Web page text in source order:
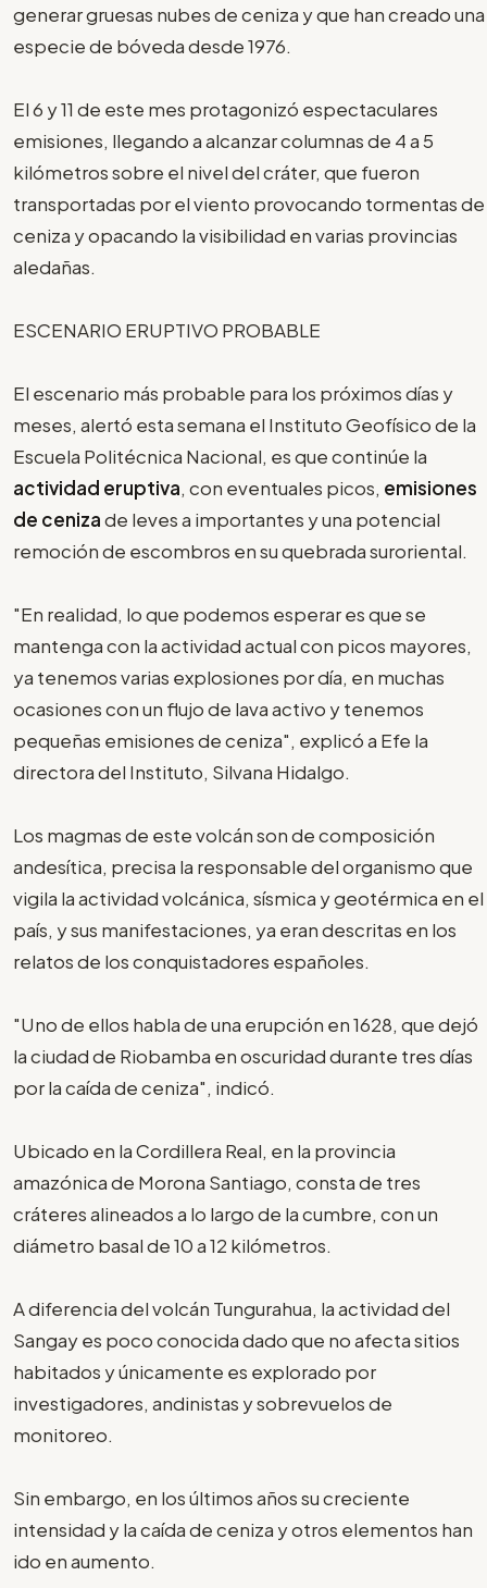
generar gruesas nubes de ceniza y que han creado una
especie de bóveda desde 1976.
El 6 y 11 de este mes protagonizó espectaculares
emisiones, llegando a alcanzar columnas de 4 a 5
kilómetros sobre el nivel del cráter, que fueron
transportadas por el viento provocando tormentas de
ceniza y opacando la visibilidad en varias provincias
aledañas.
ESCENARIO ERUPTIVO PROBABLE
El escenario más probable para los próximos días y
meses, alertó esta semana el Instituto Geofísico de la
Escuela Politécnica Nacional, es que continúe la
actividad eruptiva, con eventuales picos, emisiones
de cenizade leves a importantes y una potencial
remoción de escombros en su quebrada suroriental.
"En realidad, lo que podemos esperar es que se
mantenga con la actividad actual con picos mayores,
ya tenemos varias explosiones por día, en muchas
ocasiones con un flujo de lava activo y tenemos
pequeñas emisiones de ceniza", explicó a Efe la
directora del Instituto, Silvana Hidalgo.
Los magmas de este volcán son de composición
andesítica, precisa la responsable del organismo que
vigila la actividad volcánica, sísmica y geotérmica en el
país, y sus manifestaciones, ya eran descritas en los
relatos de los conquistadores españoles.
"Uno de ellos habla de una erupción en 1628, que dejó
la ciudad de Riobamba en oscuridad durante tres días
por la caída de ceniza", indicó.
Ubicado en la Cordillera Real, en la provincia
amazónica de Morona Santiago, consta de tres
cráteres alineados a lo largo de la cumbre, con un
diámetro basal de 10 a 12 kilómetros.
A diferencia del volcán Tungurahua, la actividad del
Sangay es poco conocida dado que no afecta sitios
habitados y únicamente es explorado por
investigadores, andinistas y sobrevuelos de
monitoreo.
Sin embargo, en los últimos años su creciente
intensidad y la caída de ceniza y otros elementos han
ido en aumento.